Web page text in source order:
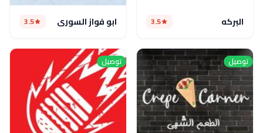
البركه 3.5 ابو فواز السورى 3.5
توصيل توصيل